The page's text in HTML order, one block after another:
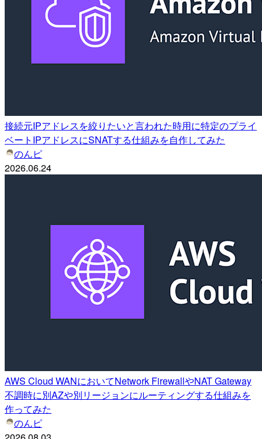
接続元IPアドレスを絞りたいと言われた時用に特定のプライ
ベートIPアドレスにSNATする仕組みを自作してみた
のんピ
2026.06.24
AWS Cloud WANにおいてNetwork FirewallやNAT Gateway
不調時に別AZや別リージョンにルーティングする仕組みを
作ってみた
のんピ